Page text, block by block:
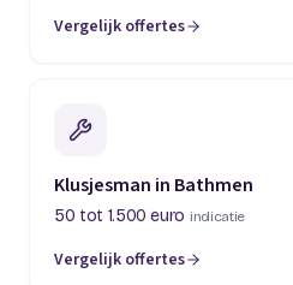
Vergelijk offertes
Klusjesman in Bathmen
50 tot 1.500 euro indicatie
Vergelijk offertes